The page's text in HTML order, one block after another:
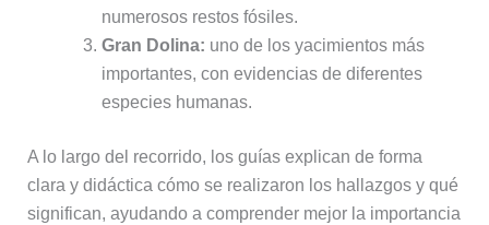
numerosos restos fósiles.
Gran Dolina: uno de los yacimientos más
importantes, con evidencias de diferentes
especies humanas.
A lo largo del recorrido, los guías explican de forma
clara y didáctica cómo se realizaron los hallazgos y qué
significan, ayudando a comprender mejor la importancia